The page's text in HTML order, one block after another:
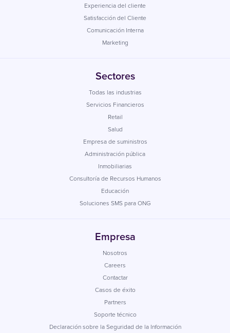
Experiencia del cliente
Satisfacción del Cliente
Comunicación Interna
Marketing
Sectores
Todas las industrias
Servicios Financieros
Retail
Salud
Empresa de suministros
Administración pública
Inmobiliarias
Consultoría de Recursos Humanos
Educación
Soluciones SMS para ONG
Empresa
Nosotros
Careers
Contactar
Casos de éxito
Partners
Soporte técnico
Declaración sobre la Seguridad de la Información